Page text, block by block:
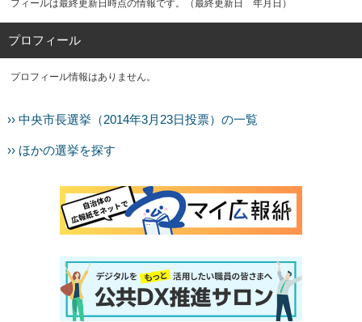
フィールは最終更新日時点の情報です。（最終更新日 年月日）
プロフィール
プロフィール情報はありません。
›› 中央市長選挙（2014年3月23日投票）の一覧
›› ほかの選挙を探す